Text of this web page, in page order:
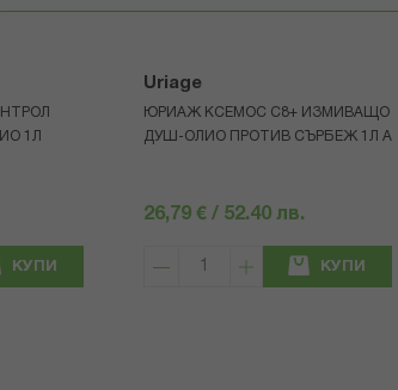
1Л
КУПИ
Uriage
ЮРИАЖ КСЕМОС С8+ ИЗМИВАЩО
ДУШ-ОЛИО ПРОТИВ СЪРБЕЖ 1Л A
26,79 € / 52.40 лв.
КУПИ